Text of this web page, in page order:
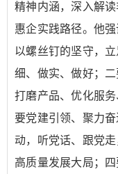
精神内涵，深入解
惠企实践路径。他
以螺丝钉的坚守，
细、做实、做好；
打磨产品、优化服
要党建引领、聚力
动，听党话、跟党
高质量发展大局；